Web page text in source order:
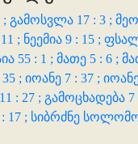
; გამოსვლა 17 : 3 ;
; ნეემია 9 : 15 ;
55 : 1 ; მათე 5 : 6 ;
; იოანე 7 : 37 ;
: 27 ; გამოცხადება 7
17 ; სიბრძნე